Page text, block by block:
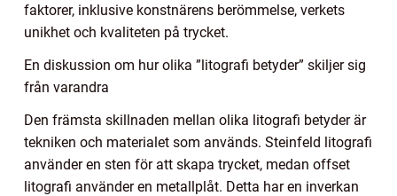
faktorer, inklusive konstnärens berömmelse, verkets
unikhet och kvaliteten på trycket.
En diskussion om hur olika ”litografi betyder” skiljer sig
från varandra
Den främsta skillnaden mellan olika litografi betyder är
tekniken och materialet som används. Steinfeld litografi
använder en sten för att skapa trycket, medan offset
litografi använder en metallplåt. Detta har en inverkan